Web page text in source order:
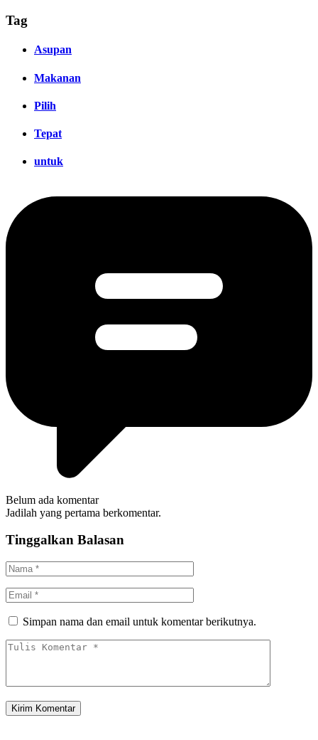
Tag
Asupan
Makanan
Pilih
Tepat
untuk
Belum ada komentar
Jadilah yang pertama berkomentar.
Tinggalkan Balasan
Simpan nama dan email untuk komentar berikutnya.